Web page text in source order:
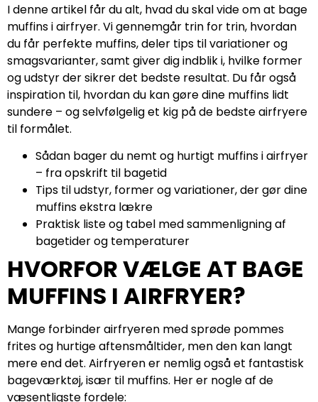
I denne artikel får du alt, hvad du skal vide om at bage
muffins i airfryer. Vi gennemgår trin for trin, hvordan
du får perfekte muffins, deler tips til variationer og
smagsvarianter, samt giver dig indblik i, hvilke former
og udstyr der sikrer det bedste resultat. Du får også
inspiration til, hvordan du kan gøre dine muffins lidt
sundere – og selvfølgelig et kig på de bedste airfryere
til formålet.
Sådan bager du nemt og hurtigt muffins i airfryer
– fra opskrift til bagetid
Tips til udstyr, former og variationer, der gør dine
muffins ekstra lækre
Praktisk liste og tabel med sammenligning af
bagetider og temperaturer
HVORFOR VÆLGE AT BAGE
MUFFINS I AIRFRYER?
Mange forbinder airfryeren med sprøde pommes
frites og hurtige aftensmåltider, men den kan langt
mere end det. Airfryeren er nemlig også et fantastisk
bageværktøj, især til muffins. Her er nogle af de
væsentligste fordele: